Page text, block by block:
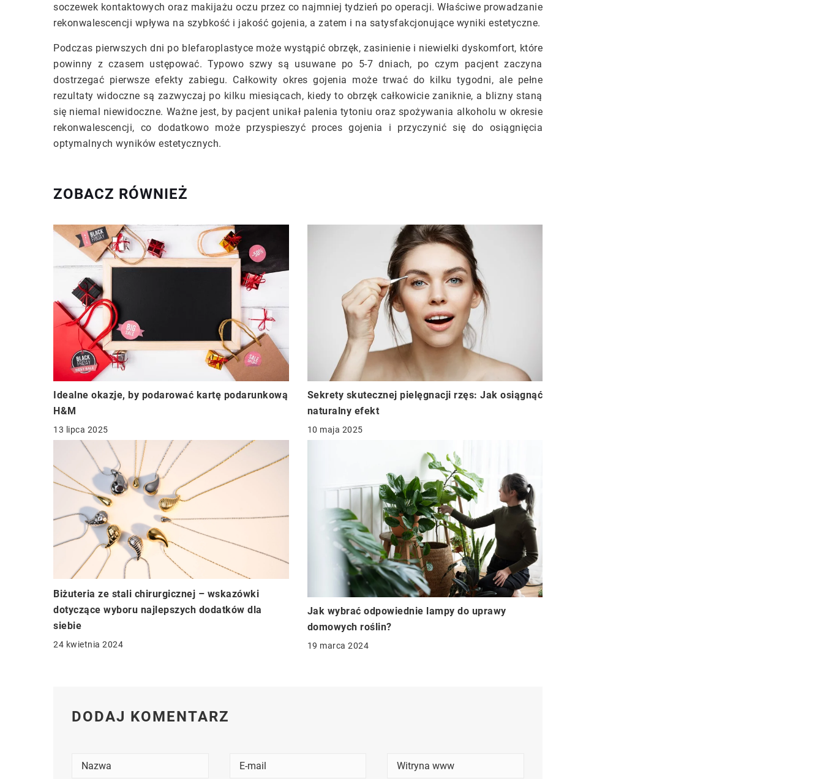
soczewek kontaktowych oraz makijażu oczu przez co najmniej tydzień po operacji. Właściwe prowadzanie
rekonwalescencji wpływa na szybkość i jakość gojenia, a zatem i na satysfakcjonujące wyniki estetyczne.
Podczas pierwszych dni po blefaroplastyce może wystąpić obrzęk, zasinienie i niewielki dyskomfort, które
powinny z czasem ustępować. Typowo szwy są usuwane po 5-7 dniach, po czym pacjent zaczyna
dostrzegać pierwsze efekty zabiegu. Całkowity okres gojenia może trwać do kilku tygodni, ale pełne
rezultaty widoczne są zazwyczaj po kilku miesiącach, kiedy to obrzęk całkowicie zaniknie, a blizny staną
się niemal niewidoczne. Ważne jest, by pacjent unikał palenia tytoniu oraz spożywania alkoholu w okresie
rekonwalescencji, co dodatkowo może przyspieszyć proces gojenia i przyczynić się do osiągnięcia
optymalnych wyników estetycznych.
ZOBACZ RÓWNIEŻ
Idealne okazje, by podarować kartę podarunkową
H&M
13 lipca 2025
Sekrety skutecznej pielęgnacji rzęs: Jak osiągnąć
naturalny efekt
10 maja 2025
Biżuteria ze stali chirurgicznej – wskazówki
dotyczące wyboru najlepszych dodatków dla
siebie
24 kwietnia 2024
Jak wybrać odpowiednie lampy do uprawy
domowych roślin?
19 marca 2024
DODAJ KOMENTARZ